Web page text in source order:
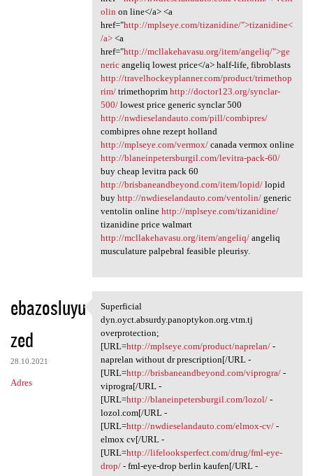
olin on line</a> <a
href="http://mplseye.com/tizanidine/">tizanidine<
/a><a
href="http://mcllakehavasu.org/item/angeliq/">ge
nericangeliq lowest price</a> half-life, fibroblasts
http://travelhockeyplanner.com/product/trimethop
rim/trimethoprim http://doctor123.org/synclar-
500/lowest price generic synclar 500
http://nwdieselandauto.com/pill/combipres/
combipres ohne rezept holland
http://mplseye.com/vermox/canada vermox online
http://blaneinpetersburgil.com/levitra-pack-60/
buy cheap levitra pack 60
http://brisbaneandbeyond.com/item/lopid/lopid
buy http://nwdieselandauto.com/ventolin/generic
ventolin online http://mplseye.com/tizanidine/
tizanidine price walmart
http://mcllakehavasu.org/item/angeliq/angeliq
musculature palpebral feasible pleurisy.
ebazosluyu
zed
28.10.2021
Adres
Superficial dyn.oyct.absurdy
Superficial
dyn.oyct.absurdy.panoptykon.org.vtm.tj
overprotection;
[URL=http://mplseye.com/product/naprelan/-
naprelan without dr prescription[/URL -
[URL=http://brisbaneandbeyond.com/viprogra/-
viprogra[/URL -
[URL=http://blaneinpetersburgil.com/lozol/-
lozol.com[/URL -
[URL=http://nwdieselandauto.com/elmox-cv/-
elmox cv[/URL -
[URL=http://lifelooksperfect.com/drug/fml-eye-
drop/- fml-eye-drop berlin kaufen[/URL -